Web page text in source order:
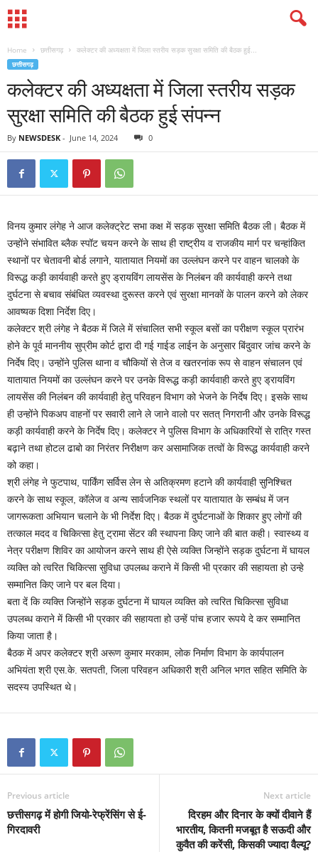
Home छत्तीसगढ़ कलेक्टर की अध्यक्षता में जिला स्तरीय सड़क सुरक्षा समिति की बैठक हुई...
छत्तीसगढ़
कलेक्टर की अध्यक्षता में जिला स्तरीय सड़क
सुरक्षा समिति की बैठक हुई संपन्न
By NEWSDESK - June 14, 2024 0
विनय कुमार लंगेह ने आज कलेक्ट्रेट सभा कक्ष में सड़क सुरक्षा समिति बैठक ली। बैठक में
उन्होंने संभावित ब्लैक स्पॉट चयन करने के साथ ही राष्ट्रीय व राजकीय मार्ग पर चन्हांकित
स्थानों पर चेतावनी बोर्ड लगाने, यातायात नियमों का उल्लंघन करने पर वाहन चालको के
विरूद्ध कड़ी कार्यवाही करते हुए ड्रायविंग लायसेंस के निलंबन की कार्यवाही करने तथा
दुर्घटना से बचाव संबंधित व्यवस्था दुरूस्त करने एवं सुरक्षा मानकों के पालन करने को लेकर
आवष्यक दिशा निर्देश दिए।
कलेक्टर श्री लंगेह ने बैठक में जिले में संचालित सभी स्कूल बसों का परीक्षण स्कूल प्रारंभ
होने के पूर्व माननीय सुप्रीम कोर्ट द्वारा दी गई गाईड लाईन के अनुसार बिंदुवार जांच करने के
निर्देष दिए। उन्होंने पुलिस थाना व चौकियों से तेज व खतरनांक रूप से वाहन संचालन एवं
यातायात नियमों का उल्लंघन करने पर उनके विरूद्ध कड़ी कार्यवाही करते हुए ड्रायविंग
लायसेंस की निलंबन की कार्यवाही हेतु परिवहन विभाग को भेजने के निर्देष दिए। इसके साथ
ही उन्होंने पिकअप वाहनों पर सवारी लाने ले जाने वालो पर सतत् निगरानी और उनके विरूद्ध
कड़ी कार्यवाही करने के निर्देष दिए। कलेक्टर ने पुलिस विभाग के अधिकारियों से रात्रि गस्त
बढ़ाने तथा होटल ढाबो का निरंतर निरीक्षण कर असामाजिक तत्वों के विरूद्ध कार्यवाही करने
को कहा।
श्री लंगेह ने फुटपाथ, पार्किंग सर्विस लेन से अतिक्रमण हटाने की कार्यवाही सुनिश्चित
करने के साथ स्कूल, कॉलेज व अन्य सार्वजनिक स्थलों पर यातायात के सम्बंध में जन
जागरूकता अभियान चलाने के भी निर्देश दिए। बैठक में दुर्घटनाओं के शिकार हुए लोगों की
तत्काल मदद व चिकित्सा हेतु ट्रामा सेंटर की स्थापना किए जाने की बात कही। स्वास्थ्य व
नेत्र परीक्षण शिविर का आयोजन करने साथ ही ऐसे व्यक्ति जिन्होंने सड़क दुर्घटना में घायल
व्यक्ति को त्वरित चिकित्सा सुविधा उपलब्ध कराने में किसी भी प्रकार की सहायता हो उन्हे
सम्मानित किए जाने पर बल दिया।
बता दें कि व्यक्ति जिन्होंने सड़क दुर्घटना में घायल व्यक्ति को त्वरित चिकित्सा सुविधा
उपलब्ध कराने में किसी भी प्रकार की सहायता हो उन्हें पांच हजार रूपये दे कर सम्मानित
किया जाता है।
बैठक में अपर कलेक्टर श्री अरूण कुमार मरकाम, लोक निर्माण विभाग के कार्यपालन
अभियंता श्री एस.के. सतपती, जिला परिवहन अधिकारी श्री अनिल भगत सहित समिति के
सदस्य उपस्थित थे।
Previous article
छत्तीसगढ़ में होगी जियो-रेफ्रेंसिंग से ई-
गिरदावरी
Next article
दिरहम और दिनार के क्‍यों दीवाने हैं
भारतीय, कितनी मजबूत है सऊदी और
कुवैत की करेंसी, किसकी ज्‍यादा वैल्‍यू?